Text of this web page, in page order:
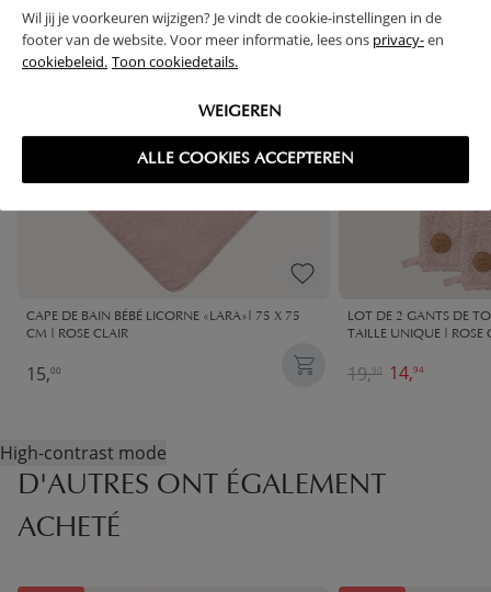
Wil jij je voorkeuren wijzigen? Je vindt de cookie-instellingen in de
footer van de website. Voor meer informatie, lees ons privacy-en
cookiebeleid. Toon cookiedetails.
WEIGEREN
ALLE COOKIES ACCEPTEREN
CAPE DE BAIN BÉBÉ LICORNE «LARA»| 75 X 75
CM | ROSE CLAIR
15,00
LOT DE 2 GANTS DE
TAILLE UNIQUE | ROSE
14,94
19,90
High-contrast mode
D'AUTRES ONT ÉGALEMENT
ACHETÉ